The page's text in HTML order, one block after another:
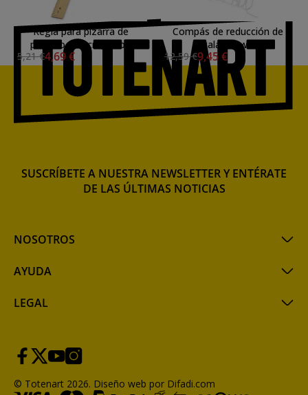
Regla para pizarra de
plástico 100 cm, Faibo
5,21 €4,69 €
Compás de reducción de
escala Derwent
12,59 €9,45 €
NOSOTROS
AYUDA
LEGAL
SUSCRÍBETE A NUESTRA NEWSLETTER Y ENTÉRATE
DE LAS ÚLTIMAS NOTICIAS
© Totenart 2026. Diseño web por Difadi.com